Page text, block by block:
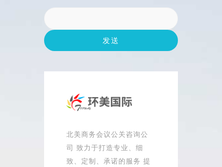
北美商务会议公关咨询公
司 致力于打造专业、细
致、定制、承诺的服务 提